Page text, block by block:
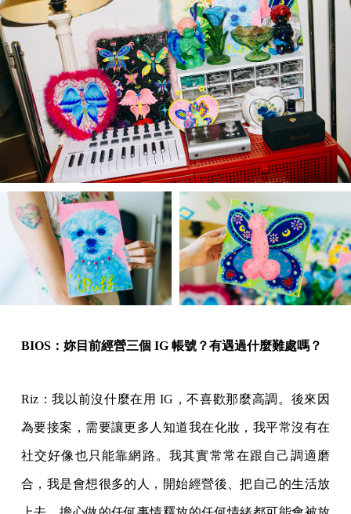
BIOS：妳目前經營三個 IG 帳號？有遇過什麼難處嗎？
Riz：我以前沒什麼在用 IG，不喜歡那麼高調。後來因
為要接案，需要讓更多人知道我在化妝，我平常沒有在
社交好像也只能靠網路。我其實常常在跟自己調適磨
合，我是會想很多的人，開始經營後、把自己的生活放